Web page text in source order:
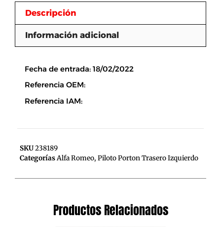
Descripción
Información adicional
Fecha de entrada: 18/02/2022
Referencia OEM:
Referencia IAM:
SKU238189
CategoríasAlfa Romeo, Piloto Porton Trasero Izquierdo
Productos Relacionados